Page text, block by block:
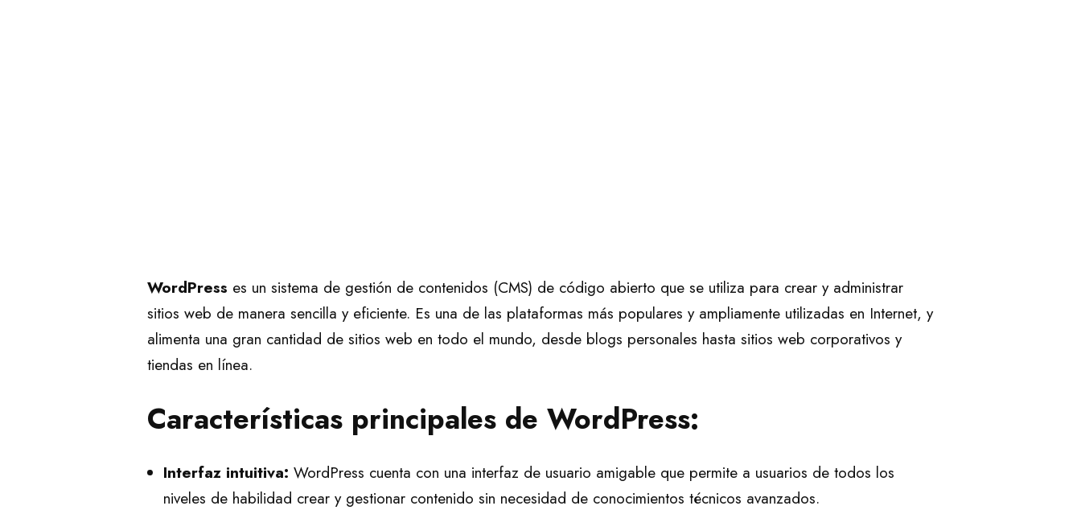
WordPress es un sistema de gestión de contenidos (CMS) de código abierto que se utiliza para crear y administrar
sitios web de manera sencilla y eficiente. Es una de las plataformas más populares y ampliamente utilizadas en Internet, y
alimenta una gran cantidad de sitios web en todo el mundo, desde blogs personales hasta sitios web corporativos y
tiendas en línea.
Características principales de WordPress:
Interfaz intuitiva: WordPress cuenta con una interfaz de usuario amigable que permite a usuarios de todos los
niveles de habilidad crear y gestionar contenido sin necesidad de conocimientos técnicos avanzados.